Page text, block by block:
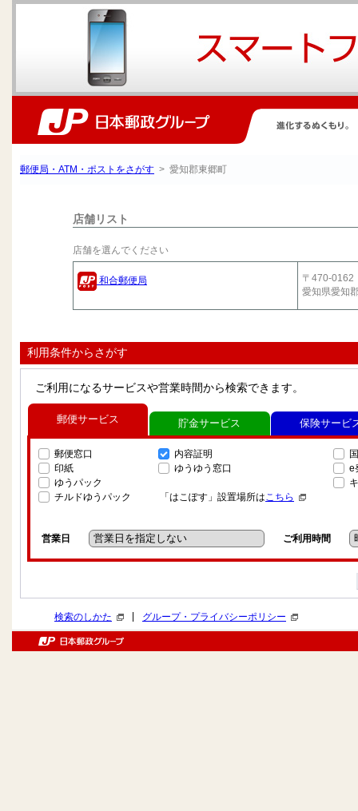
郵便局・ATM・ポストをさがす > 愛知郡東郷町
店舗リスト
店舗を選んでください
和合郵便局
〒470-0162
愛知県愛知
利用条件からさがす
ご利用になるサービスや営業時間から検索できます。
郵便サービス
郵便窓口
印紙
ゆうパック
チルドゆうパック
内容証明
ゆうゆう窓口
「はこぽす」設置場所はこちら
e
営業日 ご利用時間
貯金サービス 保険サービ
検索のしかた グループ・プライバシーポリシー